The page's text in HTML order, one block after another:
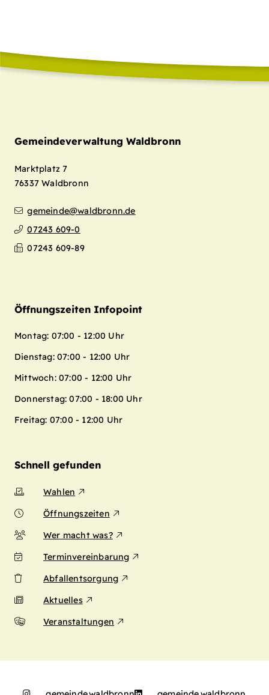
Gemeindeverwaltung Waldbronn
Marktplatz 7
76337 Waldbronn
gemeinde@waldbronn.de
07243 609-0
07243 609-89
Öffnungszeiten Infopoint
Montag: 07:00 - 12:00 Uhr
Dienstag: 07:00 - 12:00 Uhr
Mittwoch: 07:00 - 12:00 Uhr
Donnerstag: 07:00 - 18:00 Uhr
Freitag: 07:00 - 12:00 Uhr
Schnell gefunden
Wahlen
Öffnungszeiten
Wer macht was?
Terminvereinbarung
Abfallentsorgung
Aktuelles
Veranstaltungen